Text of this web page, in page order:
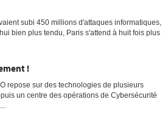
subi 450 millions d'attaques informatiques,
bien plus tendu, Paris s'attend à huit fois plus
!
repose sur des technologies de plusieurs
un centre des opérations de Cybersécurité